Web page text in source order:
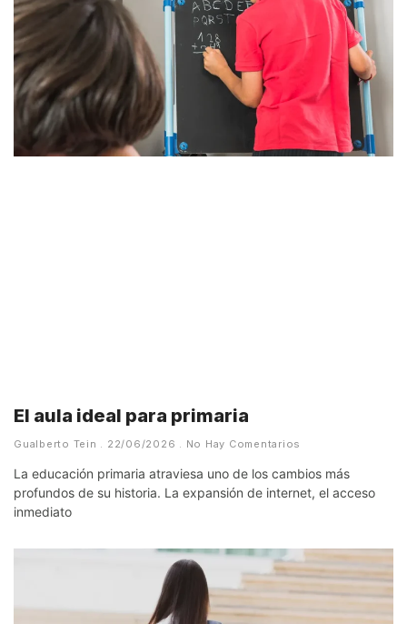
El aula ideal para primaria
Gualberto Tein 22/06/2026 No Hay Comentarios
La educación primaria atraviesa uno de los cambios más
profundos de su historia. La expansión de internet, el acceso
inmediato